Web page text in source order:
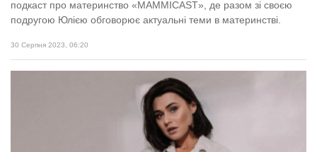
подкаст про материнство «MAMMICAST», де разом зі своєю
подругою Юлією обговорює актуальні теми в материнстві.
30 Серпня 2023, 06:20